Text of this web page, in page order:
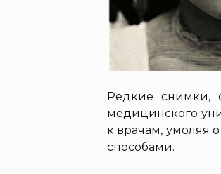
Редкие снимки,
медицинского
к врачам, умоляя
способами.